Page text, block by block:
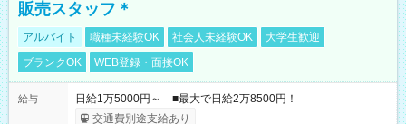
販売スタッフ＊
アルバイト 職種未経験OK 社会人未経験OK
大学生歓迎
ブランクOK
WEB登録・面接OK
給与
日給1万5000円～ ■最大で日給2万8500円！
交通費別途支給あり